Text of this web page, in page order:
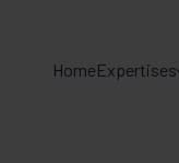
HomeExpertises